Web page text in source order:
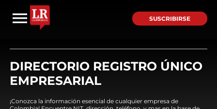
SUSCRIBIRSE
DIRECTORIO REGISTRO ÚNICO
EMPRESARIAL
¡Conozca la información esencial de cualquier empresa de